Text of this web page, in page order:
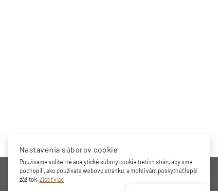
SPOLOČNOSŤ
Nastavenia súborov cookie
Používame voliteľné analytické súbory cookie tretích strán, aby sme
pochopili, ako používate webovú stránku, a mohli vám poskytnúť lepší
zážitok.Zistiť viac